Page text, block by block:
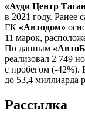
«Ауди Центр
в 2021 году. Ранее
ГК «Автодом»
11 марок,
По данным
реализовал 2 749
с пробегом (-42%).
до 53,4 миллиарда
Рассылка